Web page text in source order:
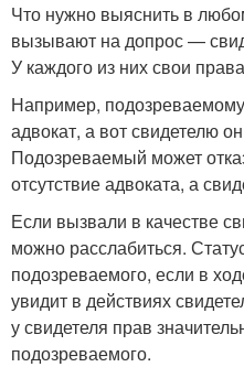
Что нужно выяснить в
вызывают на допрос —
У каждого из них свои
Например,
адвокат, а вот свидетелю
Подозреваемый может
отсутствие адвоката, а
Если вызвали в качестве
можно расслабиться.
подозреваемого, если в
увидит в действиях
у свидетеля прав
подозреваемого.